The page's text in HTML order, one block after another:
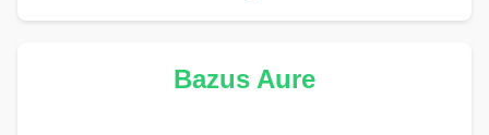
Bazus Aure